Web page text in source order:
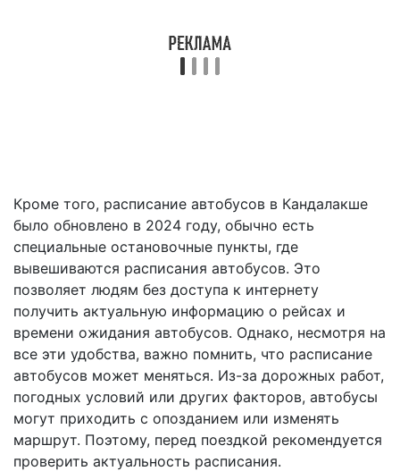
Кроме того, расписание автобусов в Кандалакше
было обновлено в 2024 году, обычно есть
специальные остановочные пункты, где
вывешиваются расписания автобусов. Это
позволяет людям без доступа к интернету
получить актуальную информацию о рейсах и
времени ожидания автобусов. Однако, несмотря на
все эти удобства, важно помнить, что расписание
автобусов может меняться. Из-за дорожных работ,
погодных условий или других факторов, автобусы
могут приходить с опозданием или изменять
маршрут. Поэтому, перед поездкой рекомендуется
проверить актуальность расписания.